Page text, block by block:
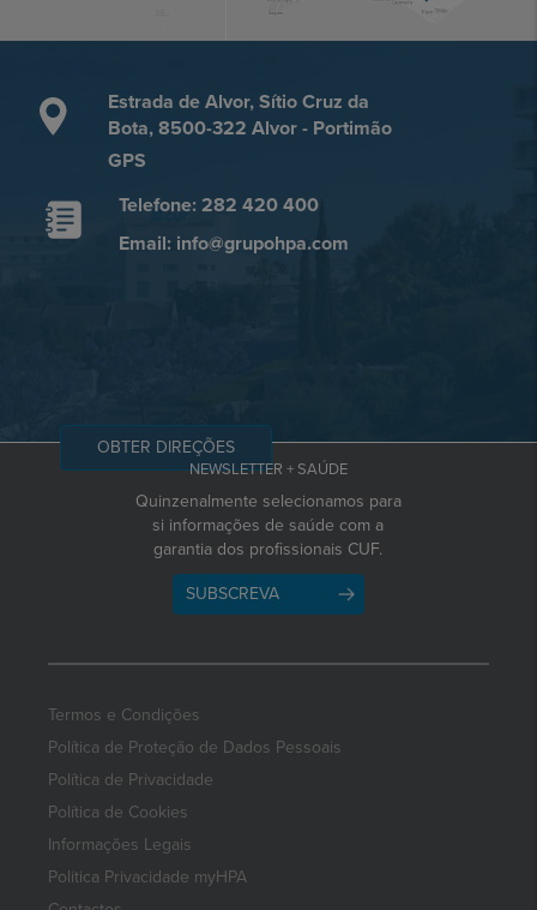
Estrada de Alvor, Sítio Cruz da
Bota, 8500-322 Alvor - Portimão
GPS
Telefone: 282 420 400
Email: info@grupohpa.com
OBTER DIREÇÕES
NEWSLETTER + SAÚDE
Quinzenalmente selecionamos para
si informações de saúde com a
garantia dos profissionais CUF.
SUBSCREVA
Termos e Condições
Política de Proteção de Dados Pessoais
Política de Privacidade
Política de Cookies
Informações Legais
Politica Privacidade myHPA